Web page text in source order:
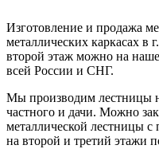
Изготовление и продажа
металлических каркасах в
второй этаж можно на
всей России и СНГ.
Мы производим лестницы
частного и дачи. Можно
металлической лестницы с
на второй и третий этажи